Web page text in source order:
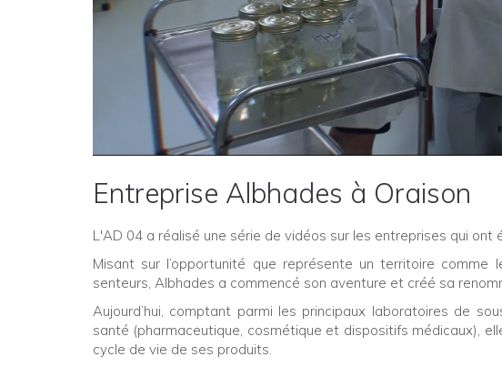
Entreprise Albhades à Oraison
L'AD 04 a réalisé une série de vidéos sur les entreprises qui ont
Misant sur l’opportunité que représente un territoire
senteurs, Albhades a commencé son aventure et créé sa
Aujourd’hui, comptant parmi les principaux laboratoires de
santé (pharmaceutique, cosmétique et dispositifs médicaux),
cycle de vie de ses produits.